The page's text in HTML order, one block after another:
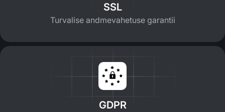
SSL
Turvalise andmevahetuse garantii
GDPR